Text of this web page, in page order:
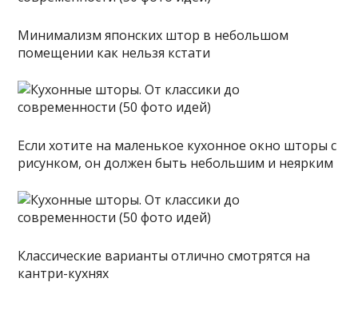
Минимализм японских штор в небольшом
помещении как нельзя кстати
Если хотите на маленькое кухонное окно шторы с
рисунком, он должен быть небольшим и неярким
Классические варианты отлично смотрятся на
кантри-кухнях